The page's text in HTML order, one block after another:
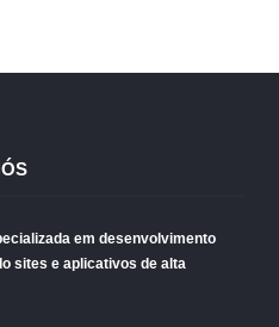
em desenvolvimento
sites e aplicativos de alta